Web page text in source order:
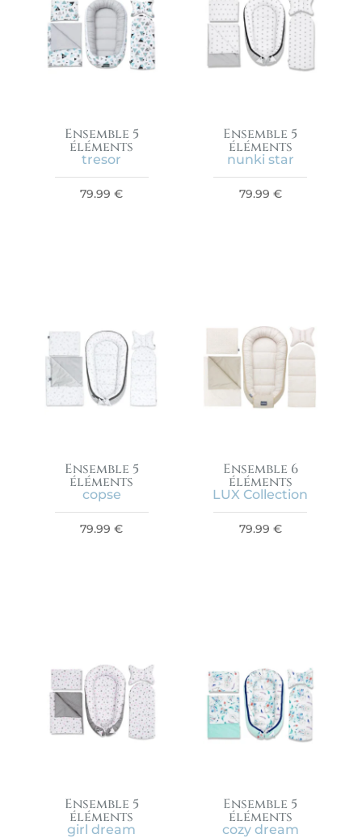
Ensemble 5
éléments
tresor
79.99€
Ensemble 5
éléments
nunki star
79.99 €
Ensemble 5
éléments
copse
79.99€
Ensemble 6
éléments
LUX Collection
79.99 €
Ensemble 5
éléments
girl dream
Ensemble 5
éléments
cozy dream